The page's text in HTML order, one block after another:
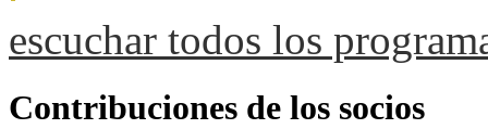
escuchar todos los
Contribuciones de los socios